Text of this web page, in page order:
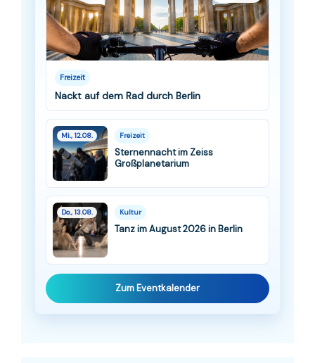
Freizeit
Nackt auf dem Rad durch Berlin
Mi., 12.08. Freizeit
Sternennacht im Zeiss
Großplanetarium
Do., 13.08. Kultur
Tanz im August 2026 in Berlin
Zum Eventkalender